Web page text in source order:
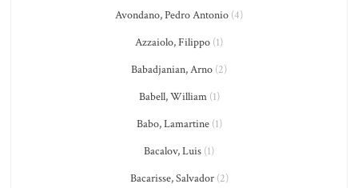
Avondano, Pedro Antonio (4)
Azzaiolo, Filippo (1)
Babadjanian, Arno (2)
Babell, William(1)
Babo, Lamartine(1)
Bacalov, Luis (1)
Bacarisse, Salvador(2)